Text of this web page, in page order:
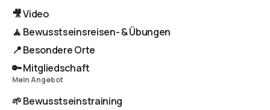
🎥 Video
🧘 Bewusstseinsreisen- & Übungen
📍 Besondere Orte
🔑 Mitgliedschaft
Mein Angebot
🌱 Bewusstseinstraining